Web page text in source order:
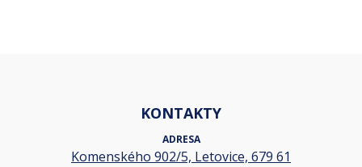
KONTAKTY
ADRESA
Komenského 902/5, Letovice, 679 61